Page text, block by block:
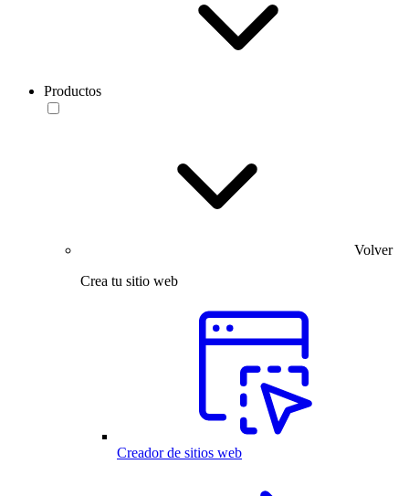
Productos
Volver
Crea tu sitio web
Creador de sitios web